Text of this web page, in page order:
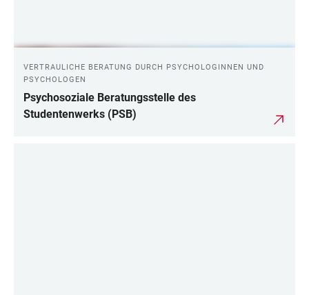
VERTRAULICHE BERATUNG DURCH PSYCHOLOGINNEN UND
PSYCHOLOGEN
Psychosoziale Beratungsstelle des
Studentenwerks (PSB)